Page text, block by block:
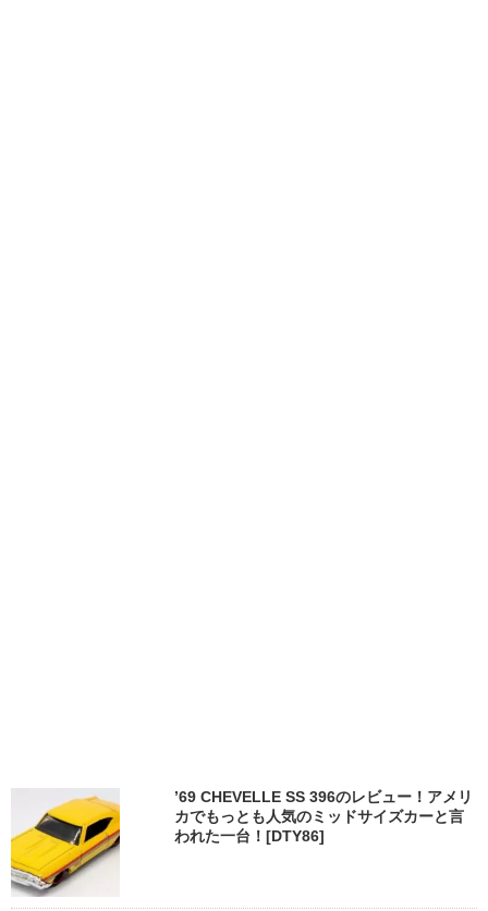
’69 CHEVELLE SS 396のレビュー！アメリ
カでもっとも人気のミッドサイズカーと言
われた一台！[DTY86]